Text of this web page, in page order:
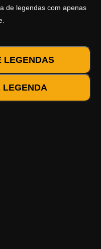
de legendas com apenas
LEGENDAS